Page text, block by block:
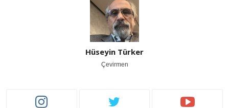
Hüseyin Türker
Çevirmen